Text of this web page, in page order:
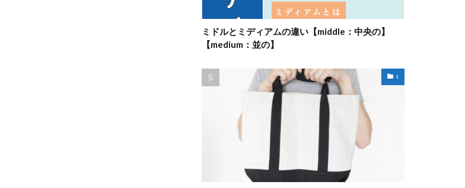
ミドルとミディアムの違い【middle：中央の】
【medium：並の】
t